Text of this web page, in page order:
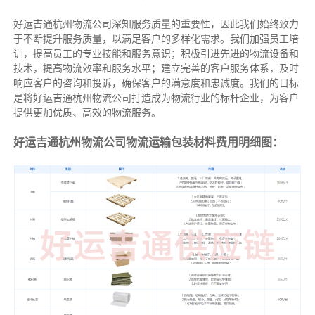
好运吉通杭州物流公司深知服务质量的重要性，因此我们始终致力
于不断提升服务质量，以满足客户的多样化需求。我们加强员工培
训，提高员工的专业技能和服务意识；积极引进先进的物流设备和
技术，提高物流效率和服务水平；建立完善的客户服务体系，及时
响应客户的咨询和投诉，确保客户的满意度和忠诚度。我们的目标
是将好运吉通杭州物流公司打造成为物流行业的标杆企业，为客户
提供更加优质、高效的物流服务。
好运吉通杭州物流公司物流运输包装材料费用明细图：